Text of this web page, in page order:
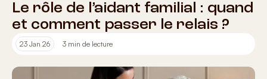
Le rôle de l’aidant familial : quand
et comment passer le relais ?
23 Jan 26 3 min de lecture